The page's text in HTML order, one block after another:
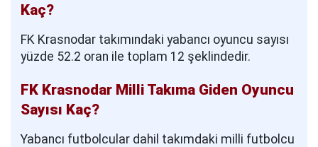
Kaç?
FK Krasnodar takımındaki yabancı oyuncu sayısı
yüzde 52.2 oran ile toplam 12 şeklindedir.
FK Krasnodar Milli Takıma Giden Oyuncu
Sayısı Kaç?
Yabancı futbolcular dahil takımdaki milli futbolcu